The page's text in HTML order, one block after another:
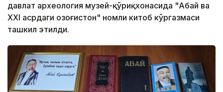
давлат археология музей-қўриқхонасида "Абай ва
ХХI асрдаги Қозоғистон" номли китоб кўргазмаси
ташкил этилди.